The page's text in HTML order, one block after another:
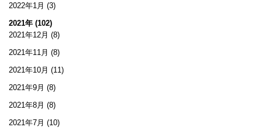
2022年1月 (3)
2021年 (102)
2021年12月 (8)
2021年11月 (8)
2021年10月 (11)
2021年9月 (8)
2021年8月 (8)
2021年7月 (10)